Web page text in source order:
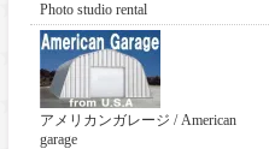
Photo studio rental
アメリカンガレージ / American
garage